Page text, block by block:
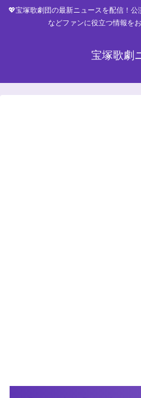
💖宝塚歌劇団の最新ニュースを配信！
などファンに役立つ情報を
宝塚歌劇